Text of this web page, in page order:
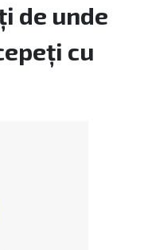
de unde
cu